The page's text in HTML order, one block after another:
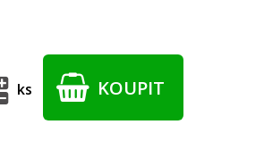
ks KOUPIT